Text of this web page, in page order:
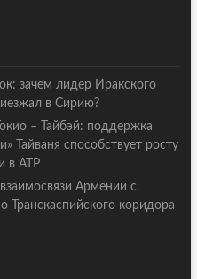
зачем лидер Иракского
в Сирию?
– Тайбэй: поддержка
Тайваня способствует росту
в АТР
Армении с
Транскаспийского коридора